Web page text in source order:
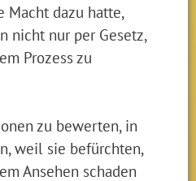
Macht dazu hatte,
nicht nur per Gesetz,
Prozess zu
zu bewerten, in
weil sie befürchten,
Ansehen schaden